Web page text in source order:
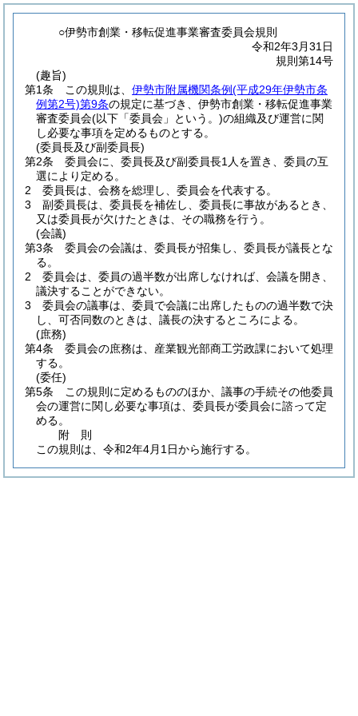
○伊勢市創業・移転促進事業審査委員会規則
令和2年3月31日
規則第14号
(趣旨)
第1条
この規則は、 伊勢市附属機関条例(平成29年伊勢市条
例第2号)第9条の規定に基づき、伊勢市創業・移転促進事業
審査委員会(以下「委員会」という。)の組織及び運営に関
し必要な事項を定めるものとする。
(委員長及び副委員長)
第2条
委員会に、委員長及び副委員長1人を置き、委員の互
選により定める。
2
委員長は、会務を総理し、委員会を代表する。
3
副委員長は、委員長を補佐し、委員長に事故があるとき、
又は委員長が欠けたときは、その職務を行う。
(会議)
第3条
委員会の会議は、委員長が招集し、委員長が議長とな
る。
2
委員会は、委員の過半数が出席しなければ、会議を開き、
議決することができない。
3
委員会の議事は、委員で会議に出席したものの過半数で決
し、可否同数のときは、議長の決するところによる。
(庶務)
第4条
委員会の庶務は、産業観光部商工労政課において処理
する。
(委任)
第5条
この規則に定めるもののほか、議事の手続その他委員
会の運営に関し必要な事項は、委員長が委員会に諮って定
める。
附 則
この規則は、令和2年4月1日から施行する。